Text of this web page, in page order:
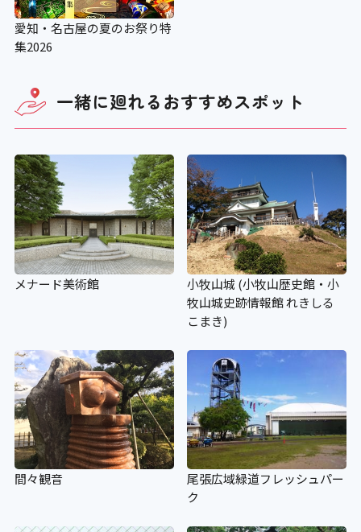
愛知・名古屋の夏のお祭り特
集2026
一緒に廻れるおすすめスポット
メナード美術館
小牧山城 (小牧山歴史館・小
牧山城史跡情報館 れきしる
こまき)
間々観音
尾張広域緑道フレッシュパー
ク